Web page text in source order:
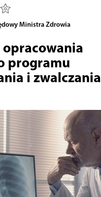
Ministra Zdrowia
opracowania
programu
i zwalczania